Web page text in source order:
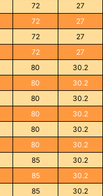
72
27
72
27
72
27
72
27
80
30.2
80
30.2
80
30.2
80
30.2
80
30.2
80
30.2
85
30.2
85
30.2
85 30.2